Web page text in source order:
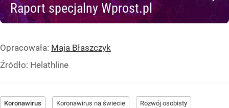
Raport specjalny Wprost.pl
Opracowała: Maja Błaszczyk
Źródło: Helathline
Koronawirus Koronawirus na świecie Rozwój osobisty